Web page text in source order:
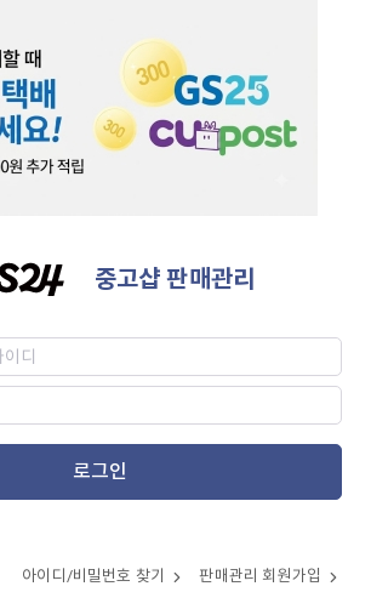
중고샵 판매관리
로그인
아이디/비밀번호 찾기 판매관리 회원가입